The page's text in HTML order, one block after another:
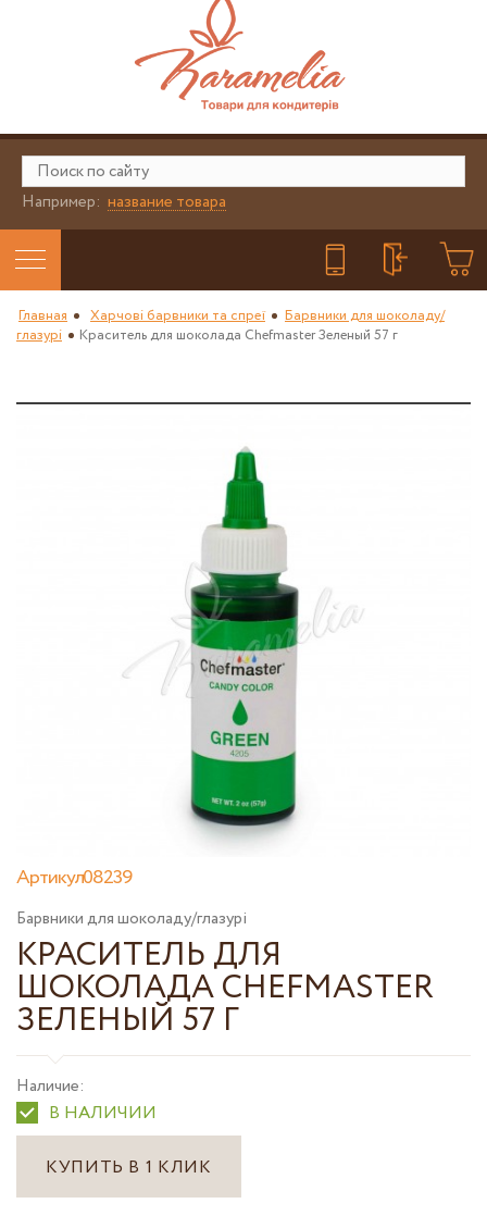
Например: название товара
Главная Харчові барвники та спреї
Барвники для шоколаду/
глазурі
Краситель для шоколада Chefmaster Зеленый 57 г
Артикул08239
Барвники для шоколаду/глазурі
КРАСИТЕЛЬ ДЛЯ
ШОКОЛАДА CHEFMASTER
ЗЕЛЕНЫЙ 57 Г
Наличие:
В НАЛИЧИИ
КУПИТЬ В 1 КЛИК